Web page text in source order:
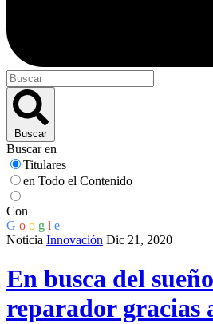
Buscar
Buscar en
Titulares
en Todo el Contenido
Con
G o o g l e
Noticia Innovación Dic 21, 2020
En busca del
reparador gracias